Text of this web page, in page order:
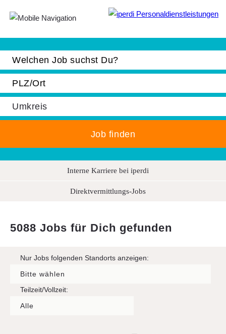
Interne Karriere bei iperdi
Direktvermittlungs-Jobs
5088 Jobs für Dich gefunden
Nur Jobs folgenden Standorts anzeigen:
Teilzeit/Vollzeit:
AGB
News